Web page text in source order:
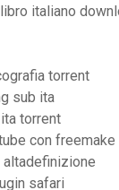
italiano
torrent
sub ita
torrent
con freemake
altadefinizione
safari